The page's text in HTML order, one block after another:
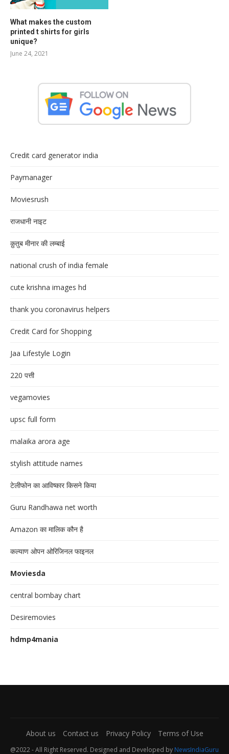
What makes the custom
printed t shirts for girls
unique?
June 24, 2021
Credit card generator india
Paymanager
Moviesrush
राजधानी नाइट
क़ुतुब मीनार की लम्बाई
national crush of india female
cute krishna images hd
thank you coronavirus helpers
Credit Card for Shopping
Jaa Lifestyle Login
220 पत्ती
vegamovies
upsc full form
malaika arora age
stylish attitude names
टेलीफोन का आविष्कार किसने किया
Guru Randhawa net worth
Amazon का मालिक कौन है
कल्याण ओपन ओरिजिनल फाइनल
Moviesda
central bombay chart
Desiremovies
hdmp4mania
About us Contact us Privacy Policy Terms of Use
@2022 - All Right Reserved. Designed and Developed by NewsIndiaGuru